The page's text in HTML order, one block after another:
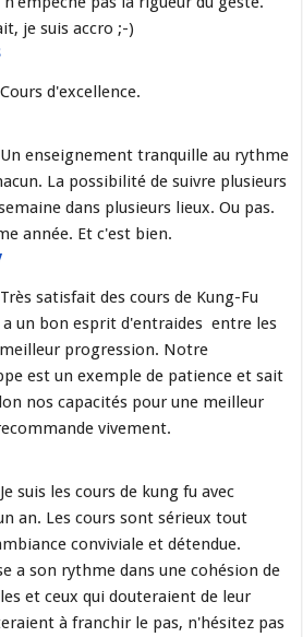
je suis accro ;-)
Cours d'excellence.
Un enseignement tranquille au rythme
La possibilité de suivre plusieurs
dans plusieurs lieux. Ou pas.
année. Et c'est bien.
Très satisfait des cours de Kung-Fu
a un bon esprit d'entraides  entre les
progression. Notre
est un exemple de patience et sait
nos capacités pour une meilleur
vivement.
Je suis les cours de kung fu avec
an. Les cours sont sérieux tout
conviviale et détendue.
a son rythme dans une cohésion de
et ceux qui douteraient de leur
à franchir le pas, n'hésitez pas